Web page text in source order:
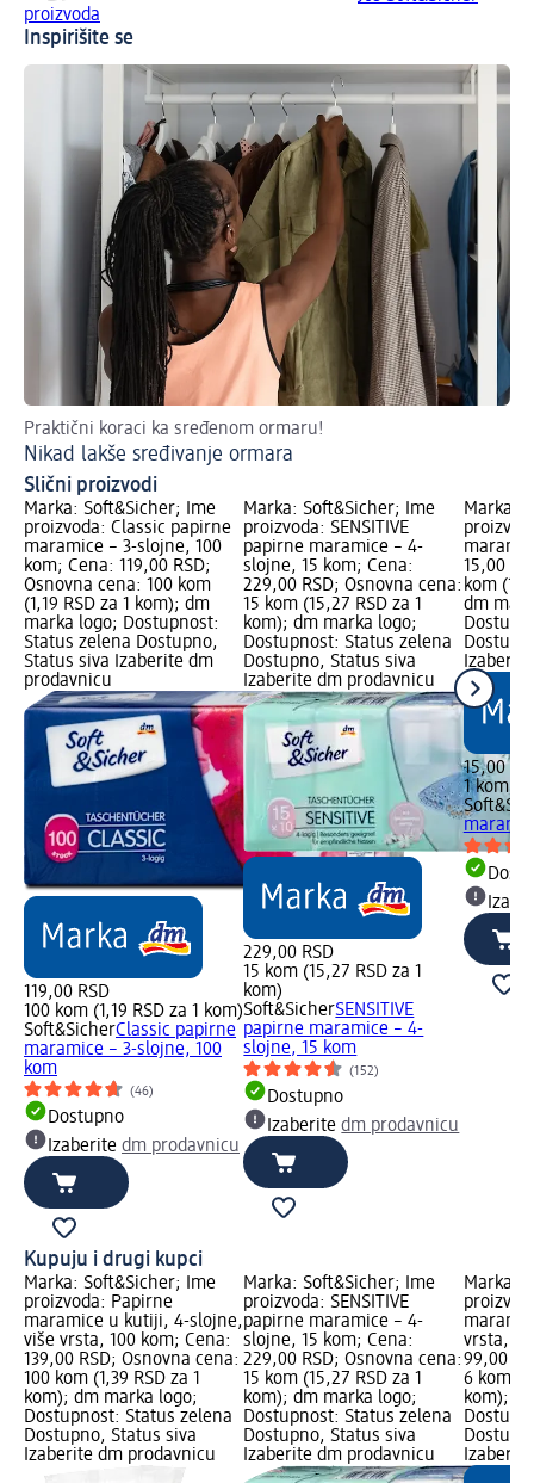
proizvoda
Inspirišite se
Praktični koraci ka sređenom ormaru!
Nikad lakše sređivanje ormara
Slični proizvodi
Marka: Soft&Sicher; Ime
proizvoda: Classic papirne
maramice – 3-slojne, 100
kom; Cena: 119,00 RSD;
Osnovna cena: 100 kom
(1,19 RSD za 1 kom); dm
marka logo; Dostupnost:
Status zelena Dostupno,
Status siva Izaberite dm
prodavnicu
119,00 RSD
100 kom (1,19 RSD za 1 kom)
Soft&SicherClassic papirne
maramice – 3-slojne, 100
kom
(46)
Dostupno
Izaberite dm prodavnicu
Marka: Soft&Sicher; Ime
proizvoda: SENSITIVE
papirne maramice – 4-
slojne, 15 kom; Cena:
229,00 RSD; Osnovna cena:
15 kom (15,27 RSD za 1
kom); dm marka logo;
Dostupnost: Status zelena
Dostupno, Status siva
Izaberite dm prodavnicu
229,00 RSD
15 kom (15,27 RSD za 1
kom)
Soft&SicherSENSITIVE
papirne maramice – 4-
slojne, 15 kom
(152)
Dostupno
Izaberitedm prodavnicu
Marka:
15,00
kom
dm
15,00
1 kom
Kupuju i drugi kupci
Marka: Soft&Sicher; Ime
proizvoda: Papirne
maramice u kutiji, 4-slojne,
više vrsta, 100 kom; Cena:
139,00 RSD; Osnovna cena:
100 kom (1,39 RSD za 1
kom); dm marka logo;
Dostupnost: Status zelena
Dostupno, Status siva
Izaberite dm prodavnicu
Marka: Soft&Sicher; Ime
proizvoda: SENSITIVE
papirne maramice – 4-
slojne, 15 kom; Cena:
229,00 RSD; Osnovna cena:
15 kom (15,27 RSD za 1
kom); dm marka logo;
Dostupnost: Status zelena
Dostupno, Status siva
Izaberite dm prodavnicu
Marka:
vrsta, 6
99,00
6 kom
kom);